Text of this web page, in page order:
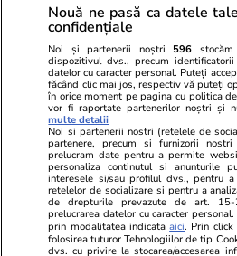
Ilie Bolojan, după oprirea
de la Cernavodă: „Reduceți
energie seara”
Horoscop
Horoscop 30 iulie 2026.
mai puțin ce se discută în
închise, gestionează mai
stres
Nouă ne pasă ca datele
confidențiale
Noi și partenerii noștri 596
dispozitivul dvs., precum
datelor cu caracter personal. Puteți
făcând clic mai jos, respectiv vă puteți
în orice moment pe pagina cu politica
vor fi raportate partenerilor noștri și
multe detalii
Noi si partenerii nostri (retelele de
partenere, precum si furnizorii
prelucram date pentru a permite
personaliza continutul si anunturile
interesele si/sau profilul dvs., pentru
retelelor de socializare si pentru a
de drepturile prevazute de art.
prelucrarea datelor cu caracter
prin modalitatea indicataaici. Prin click
folosirea tuturor Tehnologiilor de tip
dvs. cu privire la stocarea/accesarea